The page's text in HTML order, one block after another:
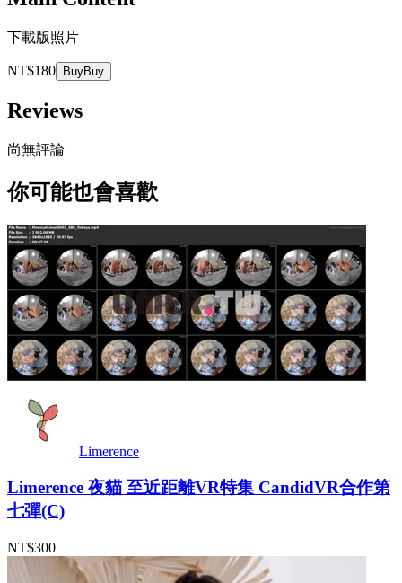
下載版照片
NT$180 BuyBuy
Reviews
尚無評論
你可能也會喜歡
Limerence
Limerence 夜貓 至近距離VR特集 CandidVR合作第
七彈(C)
NT$300